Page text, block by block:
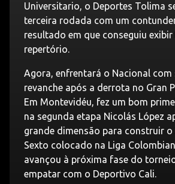
Universitario, o Deportes Tolima
terceira rodada com um
resultado em que conseguiu
repertório.
Agora, enfrentará o Nacional com
revanche após a derrota no Gran
Em Montevidéu, fez um bom
na segunda etapa Nicolás López
grande dimensão para construir o
Sexto colocado na Liga
avançou à próxima fase do
empatar com o Deportivo Cali.